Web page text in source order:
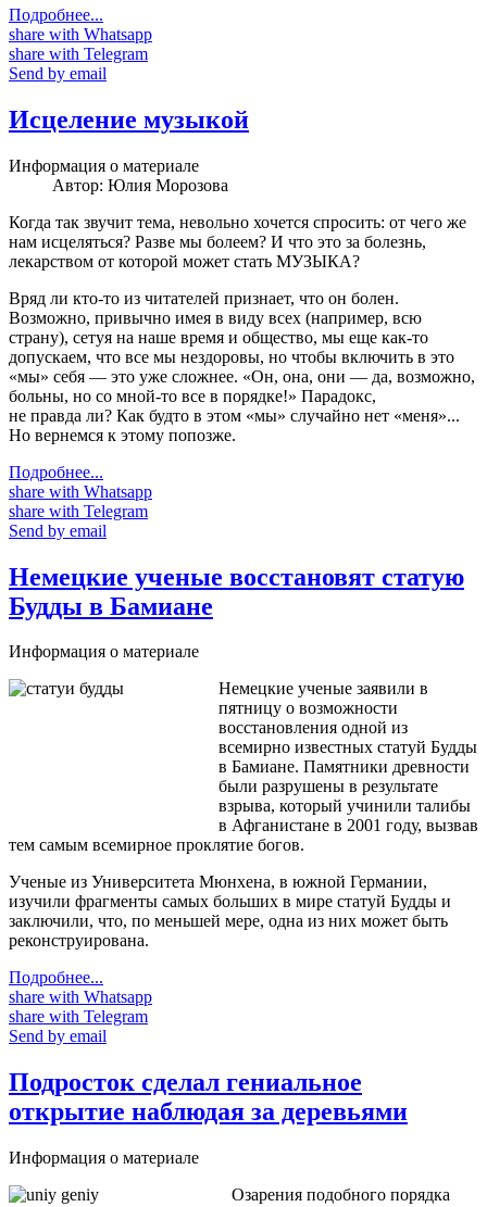
Подробнее...
share with Whatsapp
share with Telegram
Send by email
Исцеление музыкой
Информация о материале
Автор: Юлия Морозова
Когда так звучит тема, невольно хочется спросить: от чего же
нам исцеляться? Разве мы болеем? И что это за болезнь,
лекарством от которой может стать МУЗЫКА?
Вряд ли кто-то из читателей признает, что он болен.
Возможно, привычно имея в виду всех (например, всю
страну), сетуя на наше время и общество, мы еще как-то
допускаем, что все мы нездоровы, но чтобы включить в это
«мы» себя — это уже сложнее. «Он, она, они — да, возможно,
больны, но со мной-то все в порядке!» Парадокс,
не правда ли? Как будто в этом «мы» случайно нет «меня»...
Но вернемся к этому попозже.
Подробнее...
share with Whatsapp
share with Telegram
Send by email
Немецкие ученые восстановят статую
Будды в Бамиане
Информация о материале
Немецкие ученые заявили в
пятницу о возможности
восстановления одной из
всемирно известных статуй Будды
в Бамиане. Памятники древности
были разрушены в результате
взрыва, который учинили талибы
в Афганистане в 2001 году, вызвав
тем самым всемирное проклятие богов.
Ученые из Университета Мюнхена, в южной Германии,
изучили фрагменты самых больших в мире статуй Будды и
заключили, что, по меньшей мере, одна из них может быть
реконструирована.
Подробнее...
share with Whatsapp
share with Telegram
Send by email
Подросток сделал гениальное
открытие наблюдая за деревьями
Информация о материале
Озарения подобного порядка